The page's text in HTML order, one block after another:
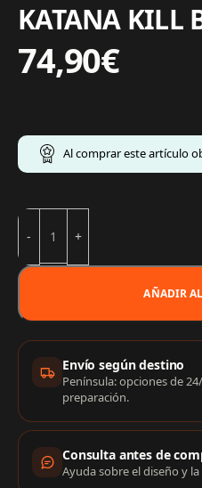
KATANA KILL
74,90€
Al comprar este artículo
AÑADIR
Información de
Envío según destino
Península: opciones de
preparación.
Consulta antes de
Ayuda sobre el diseño y